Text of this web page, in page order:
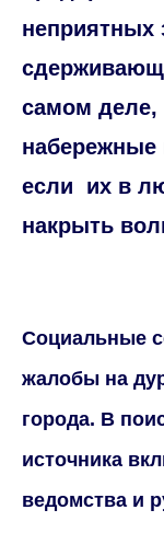
неприятных
самом деле,
набережные
если
их в
накрыть
Социальные
жалобы на
города. В
источника
ведомства и